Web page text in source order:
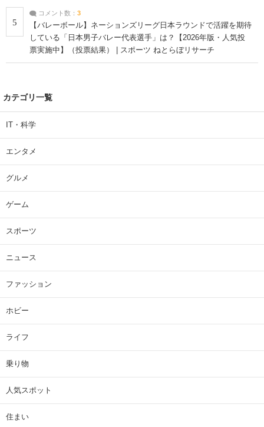
5
コメント数： 3
【バレーボール】ネーションズリーグ日本ラウンドで活躍を期待
している「日本男子バレー代表選手」は？【2026年版・人気投
票実施中】（投票結果） | スポーツ ねとらぼリサーチ
カテゴリ一覧
IT・科学
エンタメ
グルメ
ゲーム
スポーツ
ニュース
ファッション
ホビー
ライフ
乗り物
人気スポット
住まい